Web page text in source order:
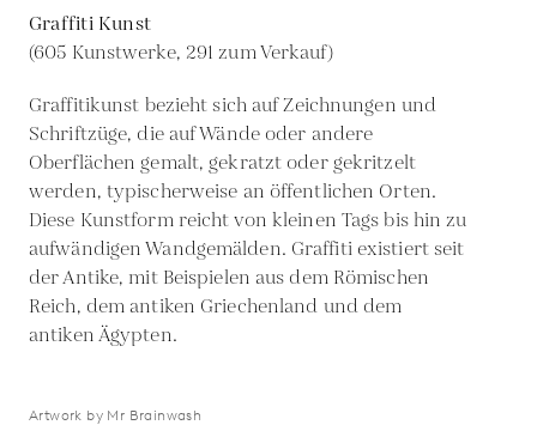
Graffiti Kunst
(605 Kunstwerke, 291 zum Verkauf)
Graffitikunst bezieht sich auf Zeichnungen und
Schriftzüge, die auf Wände oder andere
Oberflächen gemalt, gekratzt oder gekritzelt
werden, typischerweise an öffentlichen Orten.
Diese Kunstform reicht von kleinen Tags bis hin zu
aufwändigen Wandgemälden. Graffiti existiert seit
der Antike, mit Beispielen aus dem Römischen
Reich, dem antiken Griechenland und dem
antiken Ägypten.
Artwork by Mr Brainwash